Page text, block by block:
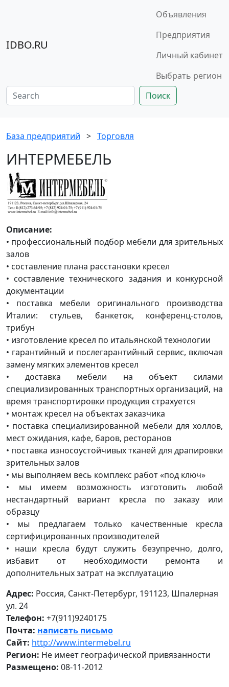
IDBO.RU
Объявления
Предприятия
Личный кабинет
Выбрать регион
Поиск
База предприятий > Торговля
ИНТЕРМЕБЕЛЬ
Описание:
• профессиональный подбор мебели для зрительных
залов
• составление плана расстановки кресел
• составление технического задания и конкурсной
документации
• поставка мебели оригинального производства
Италии: стульев, банкеток, конференц-столов,
трибун
• изготовление кресел по итальянской технологии
• гарантийный и послегарантийный сервис, включая
замену мягких элементов кресел
• доставка мебели на объект силами
специализированных транспортных организаций, на
время транспортировки продукция страхуется
• монтаж кресел на объектах заказчика
• поставка специализированной мебели для холлов,
мест ожидания, кафе, баров, ресторанов
• поставка износоустойчивых тканей для драпировки
зрительных залов
• мы выполняем весь комплекс работ «под ключ»
• мы имеем возможность изготовить любой
нестандартный вариант кресла по заказу или
образцу
• мы предлагаем только качественные кресла
сертифицированных производителей
• наши кресла будут служить безупречно, долго,
избавит от необходимости ремонта и
дополнительных затрат на эксплуатацию
Адрес: Россия, Санкт-Петербург, 191123, Шпалерная
ул. 24
Телефон: +7(911)9240175
Почта: написать письмо
Сайт: http://www.intermebel.ru
Регион: Не имеет географической привязанности
Размещено: 08-11-2012